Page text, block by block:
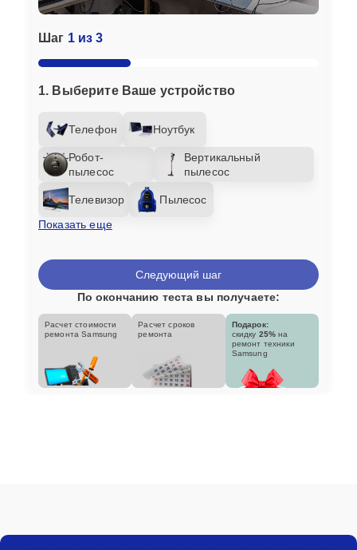
Шаг 1 из 3
1. Выберите Ваше устройство
Телефон Ноутбук
Робот-
пылесос
Вертикальный
пылесос
Телевизор
Пылесос
Показать еще
Следующий шаг
По окончанию теста вы получаете:
Расчет стоимости
ремонта Samsung
Расчет сроков
ремонта
Подарок:
скидку 25% на
ремонт техники
Samsung